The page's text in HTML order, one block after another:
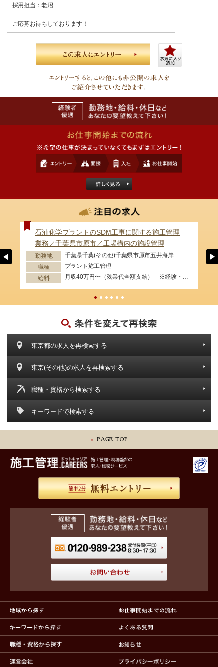
採用担当：老沼
ご応募お待ちしております！
石油化学プラントのSDM工事に関する施工管理
業務／千葉県市原市／工場構内の施設管理
勤務地
千葉県千葉(その他)千葉県市原市五井海岸
職種
プラント施工管理
給料
東京都の求人を再検索する
東京(その他)の求人を再検索する
職種・資格から検索する
キーワードで検索する